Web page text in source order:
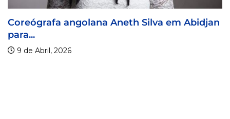
Coreógrafa angolana Aneth Silva em Abidjan
para...
9 de Abril, 2026